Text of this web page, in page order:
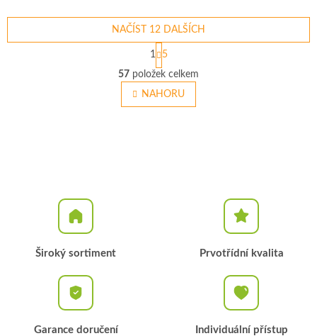
O
v
l
á
NAČÍST 12 DALŠÍCH
S
t
r
á
n
k
1
5
57 položek celkem
NAHORU
Široký sortiment Prvotřídní kvalita
Garance doručení Individuální přístup